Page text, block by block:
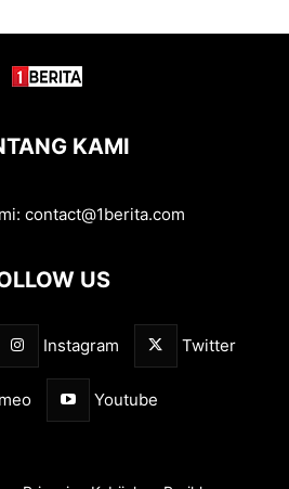
KAMI
contact@1berita.com
US
Instagram Twitter
Youtube